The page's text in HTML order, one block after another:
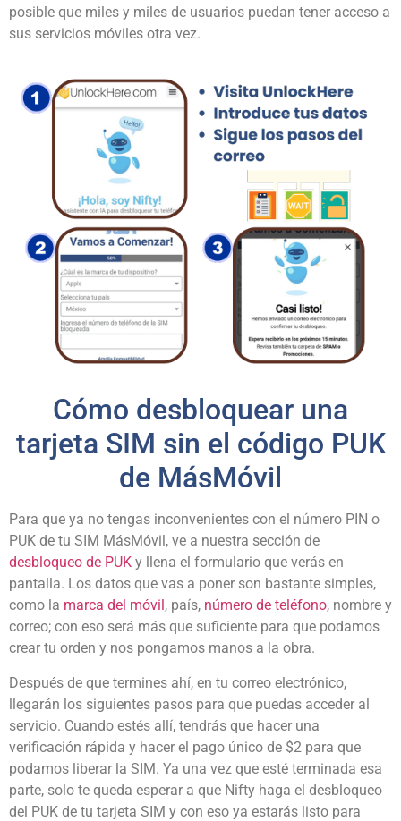
posible que miles y miles de usuarios puedan tener acceso a
sus servicios móviles otra vez.
Cómo desbloquear una
tarjeta SIM sin el código PUK
de MásMóvil
Para que ya no tengas inconvenientes con el número PIN o
PUK de tu SIM MásMóvil, ve a nuestra sección de
desbloqueo de PUK y llena el formulario que verás en
pantalla. Los datos que vas a poner son bastante simples,
como la marca del móvil, país, número de teléfono, nombre y
correo; con eso será más que suficiente para que podamos
crear tu orden y nos pongamos manos a la obra.
Después de que termines ahí, en tu correo electrónico,
llegarán los siguientes pasos para que puedas acceder al
servicio. Cuando estés allí, tendrás que hacer una
verificación rápida y hacer el pago único de $2 para que
podamos liberar la SIM. Ya una vez que esté terminada esa
parte, solo te queda esperar a que Nifty haga el desbloqueo
del PUK de tu tarjeta SIM y con eso ya estarás listo para